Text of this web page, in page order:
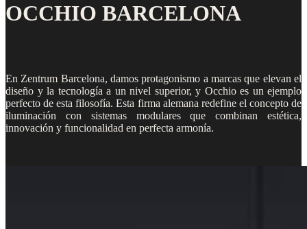
OCCHIO BARCELONA
En Zentrum Barcelona, damos protagonismo a marcas que elevan el
diseño y la tecnología a un nivel superior, y Occhio es un ejemplo
perfecto de esta filosofía. Esta firma alemana redefine el concepto de
iluminación con sistemas modulares que combinan estética,
innovación y funcionalidad en perfecta armonía.